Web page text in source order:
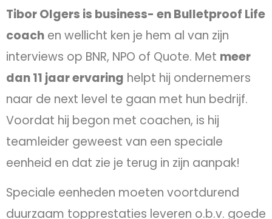
Tibor Olgers is business- en Bulletproof Life
coach en wellicht ken je hem al van zijn
interviews op BNR, NPO of Quote. Met meer
dan 11 jaar ervaring helpt hij ondernemers
naar de next level te gaan met hun bedrijf.
Voordat hij begon met coachen, is hij
teamleider geweest van een speciale
eenheid en dat zie je terug in zijn aanpak!
Speciale eenheden moeten voortdurend
duurzaam topprestaties leveren o.b.v. goede